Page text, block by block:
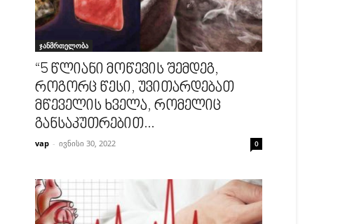
ჯანმრთელობა
“5 წლიანი მოწევის შემდეგ,
როგორც წესი, უვითარდებათ
მწეველის ხველა, რომელიც
განსაკუთრებით...
vap - ივნისი 30, 2022 0